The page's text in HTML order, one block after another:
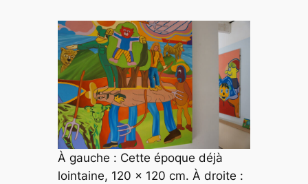
À gauche : Cette époque déjà
lointaine, 120 x 120 cm. À droite :